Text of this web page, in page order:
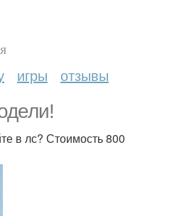
игры отзывы
в лс? Стоимость 800